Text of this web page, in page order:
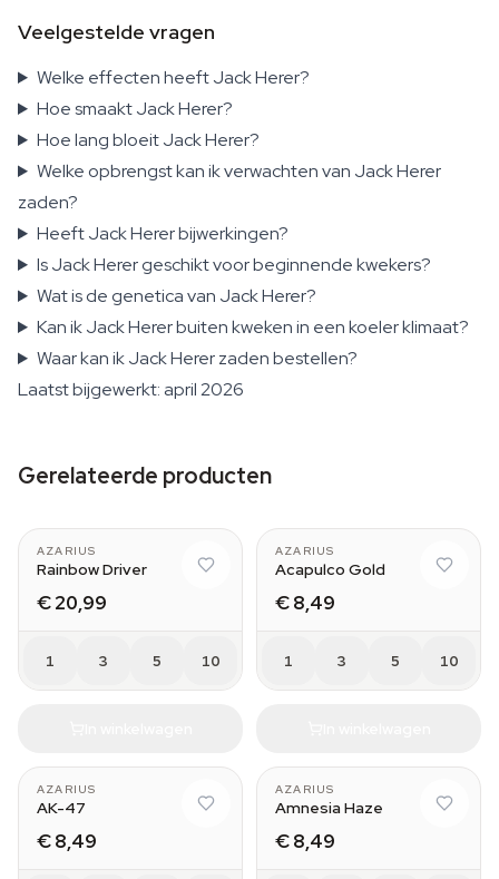
Veelgestelde vragen
Welke effecten heeft Jack Herer?
Hoe smaakt Jack Herer?
Hoe lang bloeit Jack Herer?
Welke opbrengst kan ik verwachten van Jack Herer
zaden?
Heeft Jack Herer bijwerkingen?
Is Jack Herer geschikt voor beginnende kwekers?
Wat is de genetica van Jack Herer?
Kan ik Jack Herer buiten kweken in een koeler klimaat?
Waar kan ik Jack Herer zaden bestellen?
Laatst bijgewerkt: april 2026
Gerelateerde producten
AZARIUS
Rainbow Driver
€ 20,99
1 3 5 10
AZARIUS
Acapulco Gold
€ 8,49
1 3 5 10
AZARIUS
AK-47
€ 8,49
AZARIUS
Amnesia Haze
€ 8,49